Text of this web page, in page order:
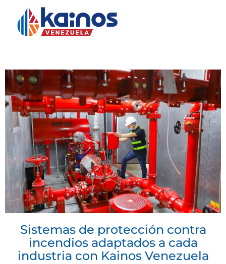
Sistemas de protección contra
incendios adaptados a cada
industria con Kainos Venezuela